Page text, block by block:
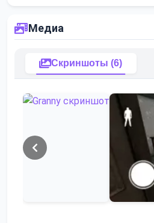
Медиа
Скриншоты (6)